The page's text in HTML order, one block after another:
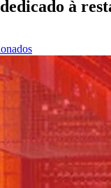
à